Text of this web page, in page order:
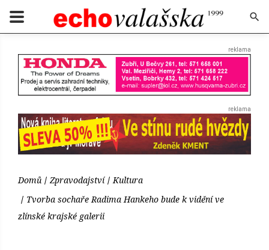
Domů Zpravodajství
Kultura
Tvorba sochaře Radima Hankeho bude k vidění ve
zlínské krajské galerii